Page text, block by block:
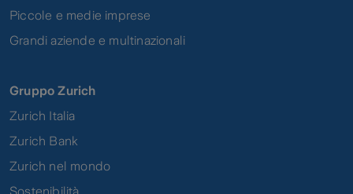
Piccole e medie imprese
Grandi aziende e multinazionali
Gruppo Zurich
Zurich Italia
Zurich Bank
Zurich nel mondo